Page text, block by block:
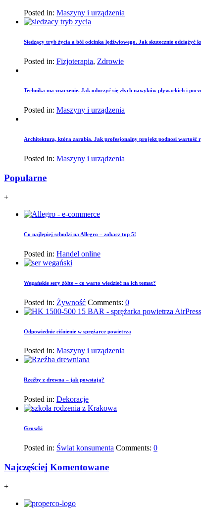
Posted in: Maszyny i urządzenia
Siedzący tryb życia a ból odcinka lędźwiowego. Jak skutecznie odciążyć
Posted in: Fizjoterapia, Zdrowie
Technika ma znaczenie. Jak oduczyć się złych nawyków pływackich i
Posted in: Maszyny i urządzenia
Architektura, która zarabia. Jak profesjonalny projekt podnosi wartość
Posted in: Maszyny i urządzenia
Popularne
+
Co najlepiej schodzi na Allegro – zobacz top 5!
Posted in: Handel online
Wegańskie sery żółte – co warto wiedzieć na ich temat?
Posted in: Żywność Comments: 0
Odpowiednie ciśnienie w sprężarce powietrza
Posted in: Maszyny i urządzenia
Rzeźby z drewna – jak powstają?
Posted in: Dekoracje
Groszki
Posted in: Świat konsumenta Comments: 0
Najczęściej Komentowane
+